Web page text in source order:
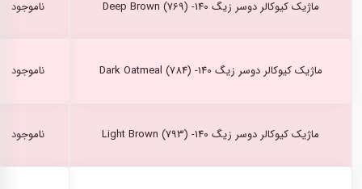
ماژیک کیوکالر دوسر زیگ Deep Brown (769) -140 ناموجود
ماژیک کیوکالر دوسر زیگ Dark Oatmeal (784) -140 ناموجود
ماژیک کیوکالر دوسر زیگ Light Brown (793) -140 ناموجود